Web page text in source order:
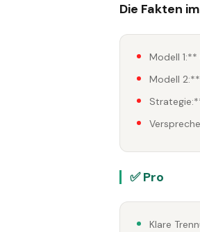
Die Fakten
Modell
Modell
✅ Pro
Klare